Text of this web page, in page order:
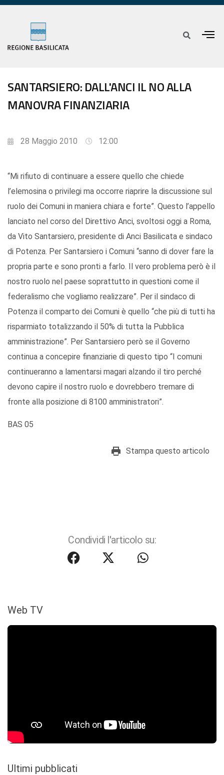
SANTARSIERO: DALL'ANCI IL NO ALLA
MANOVRA FINANZIARIA
28 Maggio 2010 12:00
“Mi rifiuto di continuare a essere quello che chiede
l’elemosina o privilegi ma occorre riaprire la discussione sul
ruolo dei Comuni in maniera chiara e forte”. Questo l’appello
lanciato nel corso del Direttivo Anci, svoltosi oggi a Roma,
da Vito Santarsiero, presidente di Anci Basilicata e sindaco
di Potenza. Per Santarsiero i Comuni “sanno di dover fare la
propria parte e sono pronti a farlo. Il vero problema però è il
nostro ruolo nel paese soprattutto in questioni come il
federalismo che vogliamo realizzare”. Per il sindaco di
Potenza il comparto dei Comuni è quello “che più di tutti ha
risparmiato totalizzando il 50% di tutta la Pubblica
amministrazione”. Per Santarsiero però se il Governo
continua a concepire finanziarie di questo tipo “I comuni
continueranno a lamentarsi magari alzando il tiro perché
devono capire il nostro ruolo e dovrebbero tremare di
fronte alla posizione di 8100 amministratori”.
BAS 05
Stampa questo articolo
Condividi l'articolo su:
Web TV
Ultimi pubblicati